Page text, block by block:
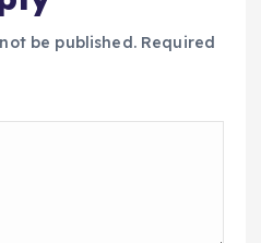
be published. Required